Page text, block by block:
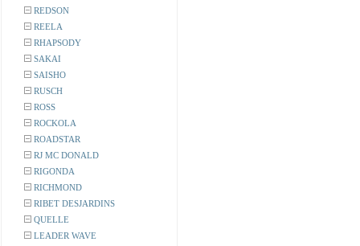
REDSON
REELA
RHAPSODY
SAKAI
SAISHO
RUSCH
ROSS
ROCKOLA
ROADSTAR
RJ MC DONALD
RIGONDA
RICHMOND
RIBET DESJARDINS
QUELLE
LEADER WAVE